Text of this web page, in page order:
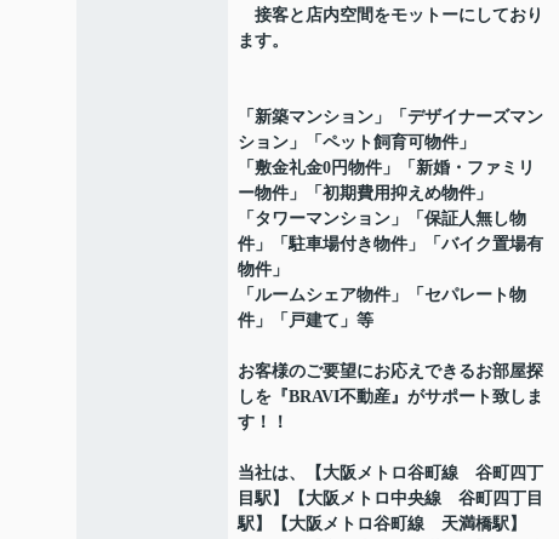
接客と店内空間をモットーにしており
ます。
「新築マンション」「デザイナーズマン
ション」「ペット飼育可物件」
「敷金礼金0円物件」「新婚・ファミリ
ー物件」「初期費用抑えめ物件」
「タワーマンション」「保証人無し物
件」「駐車場付き物件」「バイク置場有
物件」
「ルームシェア物件」「セパレート物
件」「戸建て」等
お客様のご要望にお応えできるお部屋探
しを『BRAVI不動産』がサポート致しま
す！！
当社は、【大阪メトロ谷町線 谷町四丁
目駅】【大阪メトロ中央線 谷町四丁目
駅】【大阪メトロ谷町線 天満橋駅】